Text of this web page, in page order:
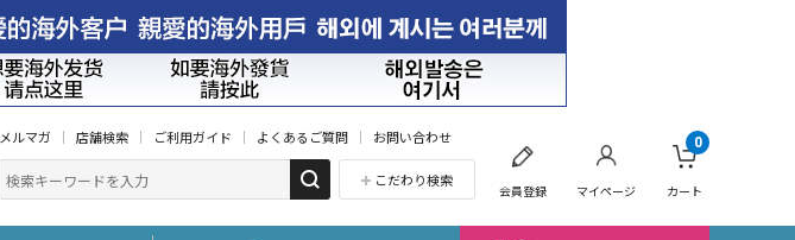
メルマガ 店舗検索 ご利用ガイド よくあるご質問 お問い合わせ
こだわり検索
会員登録 マイページ カート
0